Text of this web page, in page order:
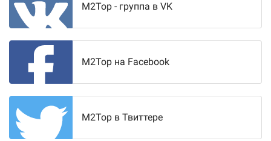
M2Top - группа в VK
M2Top на Facebook
M2Top в Твиттере